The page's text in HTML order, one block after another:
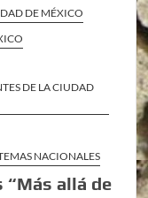
DE MÉXICO
DE LA CIUDAD
NACIONALES
“Más allá de